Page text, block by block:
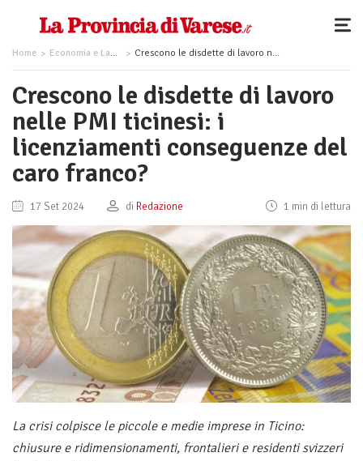
Home Economia e Lavoro Crescono le disdette di lavoro nelle PMI ticinesi: i licenziamenti conseguenze del caro franco?
Crescono le disdette di lavoro
nelle PMI ticinesi: i
licenziamenti conseguenze del
caro franco?
17 Set 2024 di Redazione 1 min di lettura
La crisi colpisce le piccole e medie imprese in Ticino:
chiusure e ridimensionamenti, frontalieri e residenti svizzeri